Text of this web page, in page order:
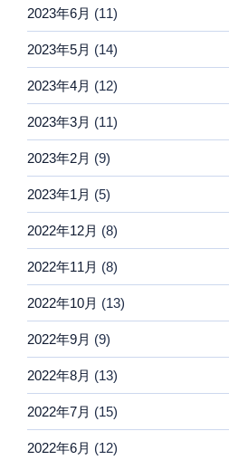
2023年6月 (11)
2023年5月 (14)
2023年4月 (12)
2023年3月 (11)
2023年2月 (9)
2023年1月 (5)
2022年12月 (8)
2022年11月 (8)
2022年10月 (13)
2022年9月 (9)
2022年8月 (13)
2022年7月 (15)
2022年6月 (12)